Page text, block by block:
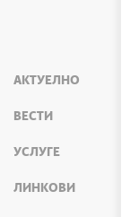
АКТУЕЛНО
ВЕСТИ
УСЛУГЕ
ЛИНКОВИ